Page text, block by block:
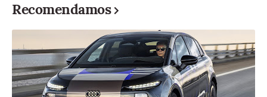
Recomendamos